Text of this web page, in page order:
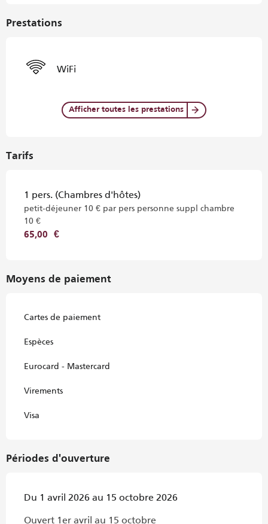
Prestations
WiFi
Afficher toutes les prestations
Tarifs
1 pers. (Chambres d'hôtes)
petit-déjeuner 10 € par pers personne suppl chambre
10 €
65,00 €
Moyens de paiement
Cartes de paiement
Espèces
Eurocard - Mastercard
Virements
Visa
Périodes d'ouverture
Du 1 avril 2026 au 15 octobre 2026
Ouvert 1er avril au 15 octobre